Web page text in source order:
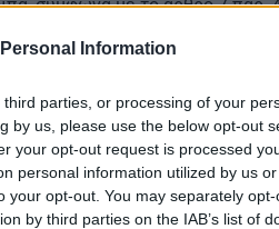
Information
parties, or processing of your
by us, please use the below opt-out
your opt-out request is processed
personal information utilized by us
your opt-out. You may separately
by third parties on the IAB’s list of
σύμφωνα με το άρθρο 7 παρ.
του Χ.Α., η Εταιρεία θα
κατά την περίοδο από 27/1/